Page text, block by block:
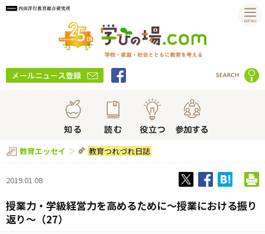
教育エッセイ 教育つれづれ日誌
2019.01.08
授業力・学級経営力を高めるために〜授業における振り
返り〜（27）